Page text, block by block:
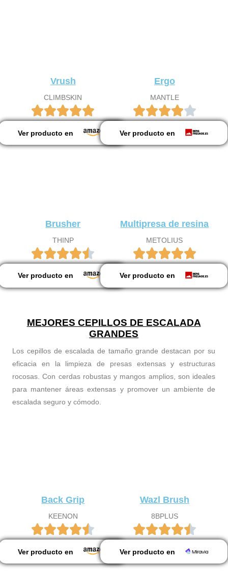
Vrush
CLIMBSKIN
Ver producto en
Ergo
MANTLE
Ver producto en
Brusher
THINP
Ver producto en
Multipresa de resina
METOLIUS
Ver producto en
MEJORES CEPILLOS DE ESCALADA
GRANDES
Los cepillos de escalada de tamaño grande destacan por su
eficacia en la limpieza de presas extensas y estructuras
rocosas. Con cerdas robustas y mangos amplios, son ideales
para mantener áreas extensas y promover un ambiente de
escalada seguro y cómodo.
Back Grip
KEENON
Ver producto en
Wazl Brush
8BPLUS
Ver producto en